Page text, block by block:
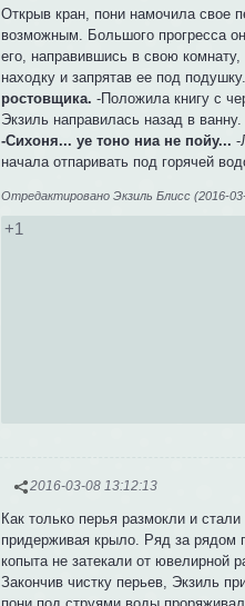
Открыв кран, пони намочила свое
возможным. Большого прогресса
его, направившись в свою
находку и запрятав ее под
ростовщика. -Положила книгу с
Экзиль направилась назад в ванну.
-Сихоня... уе тоно ниа не пойу... -
начала отпаривать под горячей
Отредактировано Экзиль Блисс (2016-
+1
2016-03-08 13:12:13
Как только перья размокли и
придерживая крыло. Ряд за рядом
копыта не затекали от ювелирной
Закончив чистку перьев, Экзиль